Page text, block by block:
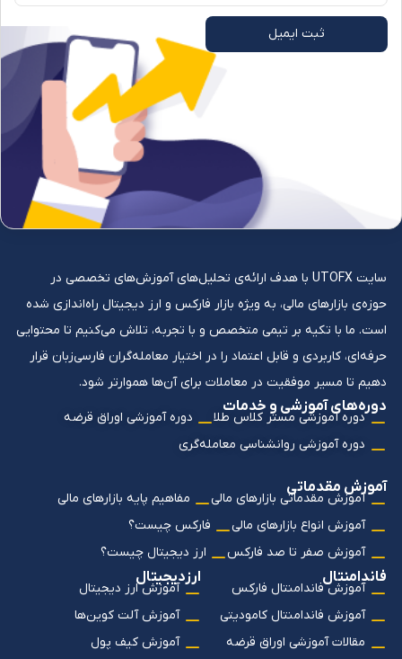
ثبت ایمیل
سایت UTOFX با هدف ارائه‌ی تحلیل‌های آموزش‌های تخصصی در
حوزه‌ی بازارهای مالی، به ویژه بازار فارکس و ارز دیجیتال راه‌اندازی شده
است. ما با تکیه بر تیمی متخصص و با تجربه، تلاش می‌کنیم تا محتوایی
حرفه‌ای، کاربردی و قابل اعتماد را در اختیار معامله‌گران فارسی‌زبان قرار
دهیم تا مسیر موفقیت در معاملات برای آن‌ها هموارتر شود.
دوره‌های آموزشی و خدمات
دوره آموزشی مستر کلاس طلا
دوره آموزشی اوراق قرضه
دوره آموزشی روانشناسی معامله‌گری
آموزش مقدماتی
آموزش مقدماتی بازارهای مالی
مفاهیم پایه بازارهای مالی
آموزش انواع بازارهای مالی
فارکس چیست؟
آموزش صفر تا صد فارکس
ارز دیجیتال چیست؟
فاندامنتال
آموزش فاندامنتال فارکس
آموزش فاندامنتال کامودیتی
مقالات آموزشی اوراق قرضه
ارزدیجیتال
آموزش ارز دیجیتال
آموزش آلت کوین‌ها
آموزش کیف پول